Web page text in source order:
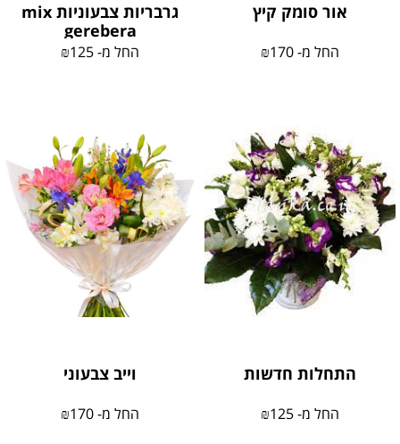
אור סומק קיץ
החל מ- ₪170
גרבריות צבעוניות mix
gerebera
החל מ- ₪125
התחלות חדשות
החל מ- ₪125
וייב צבעוני
החל מ- ₪170